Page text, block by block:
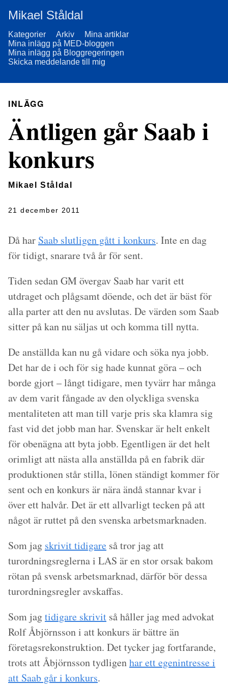
Mikael Ståldal
Kategorier Arkiv
Mina artiklar
Mina inlägg på MED-bloggen
Mina inlägg på Bloggregeringen
Skicka meddelande till mig
INLÄGG
Äntligen går Saab i
konkurs
Mikael Ståldal
21 december 2011
Då har Saab slutligen gått i konkurs. Inte en dag
för tidigt, snarare två år för sent.
Tiden sedan GM övergav Saab har varit ett
utdraget och plågsamt döende, och det är bäst för
alla parter att den nu avslutas. De värden som Saab
sitter på kan nu säljas ut och komma till nytta.
De anställda kan nu gå vidare och söka nya jobb.
Det har de i och för sig hade kunnat göra – och
borde gjort – långt tidigare, men tyvärr har många
av dem varit fångade av den olyckliga svenska
mentaliteten att man till varje pris ska klamra sig
fast vid det jobb man har. Svenskar är helt enkelt
för obenägna att byta jobb. Egentligen är det helt
orimligt att nästa alla anställda på en fabrik där
produktionen står stilla, lönen ständigt kommer för
sent och en konkurs är nära ändå stannar kvar i
över ett halvår. Det är ett allvarligt tecken på att
något är ruttet på den svenska arbetsmarknaden.
Som jag skrivit tidigare så tror jag att
turordningsreglerna i LAS är en stor orsak bakom
rötan på svensk arbetsmarknad, därför bör dessa
turordningsregler avskaffas.
Som jagtidigare skrivit så håller jag med advokat
Rolf Åbjörnsson i att konkurs är bättre än
företagsrekonstruktion. Det tycker jag fortfarande,
trots att Åbjörnsson tydligenhar ett egenintresse i
att Saab går i konkurs.